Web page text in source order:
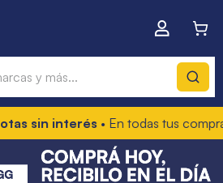
interés• En todas tus compras